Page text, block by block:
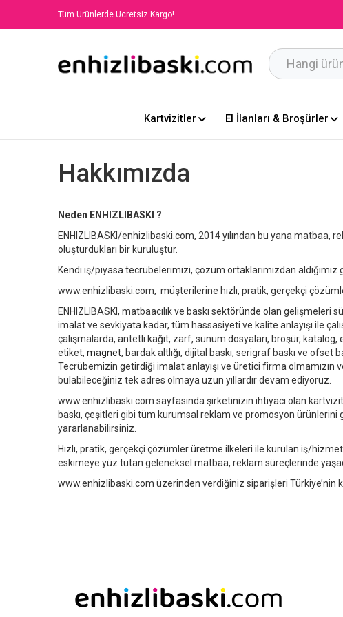
Tüm Ürünlerde Ücretsiz Kargo!
Kartvizitler El İlanları & Broşürler
Hakkımızda
Neden ENHIZLIBASKI ?
ENHIZLIBASKI/enhizlibaski.com, 2014 yılından bu yana matbaa,
oluşturdukları bir kuruluştur.
Kendi iş/piyasa tecrübelerimizi, çözüm ortaklarımızdan
www.enhizlibaski.com, müşterilerine hızlı, pratik, gerçekçi
ENHIZLIBASKI, matbaacılık ve baskı sektöründe olan
imalat ve sevkiyata kadar, tüm hassasiyeti ve kalite anlayışı ile
çalışmalarda, antetli kağıt, zarf, sunum dosyaları, broşür,
etiket, magnet, bardak altlığı, dijital baskı, serigraf baskı ve
Tecrübemizin getirdiği imalat anlayışı ve üretici firma olmamızın
bulabileceğiniz tek adres olmaya uzun yıllardır devam ediyoruz.
www.enhizlibaski.com sayfasında şirketinizin ihtiyacı olan
baskı, çeşitleri gibi tüm kurumsal reklam ve promosyon
yararlanabilirsiniz.
Hızlı, pratik, gerçekçi çözümler üretme ilkeleri ile kurulan iş/
eskimeye yüz tutan geleneksel matbaa, reklam süreçlerinde
www.enhizlibaski.com üzerinden verdiğiniz siparişleri Türkiye’nin